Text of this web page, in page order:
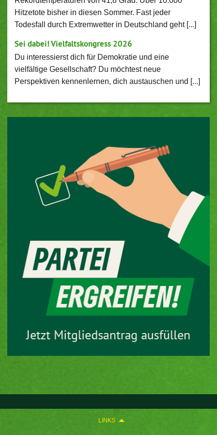
LINKS
Hitzetote bisher in diesen Sommer. Fast jeder
Todesfall durch Extremwetter in Deutschland geht [...]
Sei dabei! Vielfaltskongress 2026
Du interessierst dich für Demokratie und eine
vielfältige Gesellschaft? Du möchtest neue
Perspektiven kennenlernen, dich austauschen und [...]